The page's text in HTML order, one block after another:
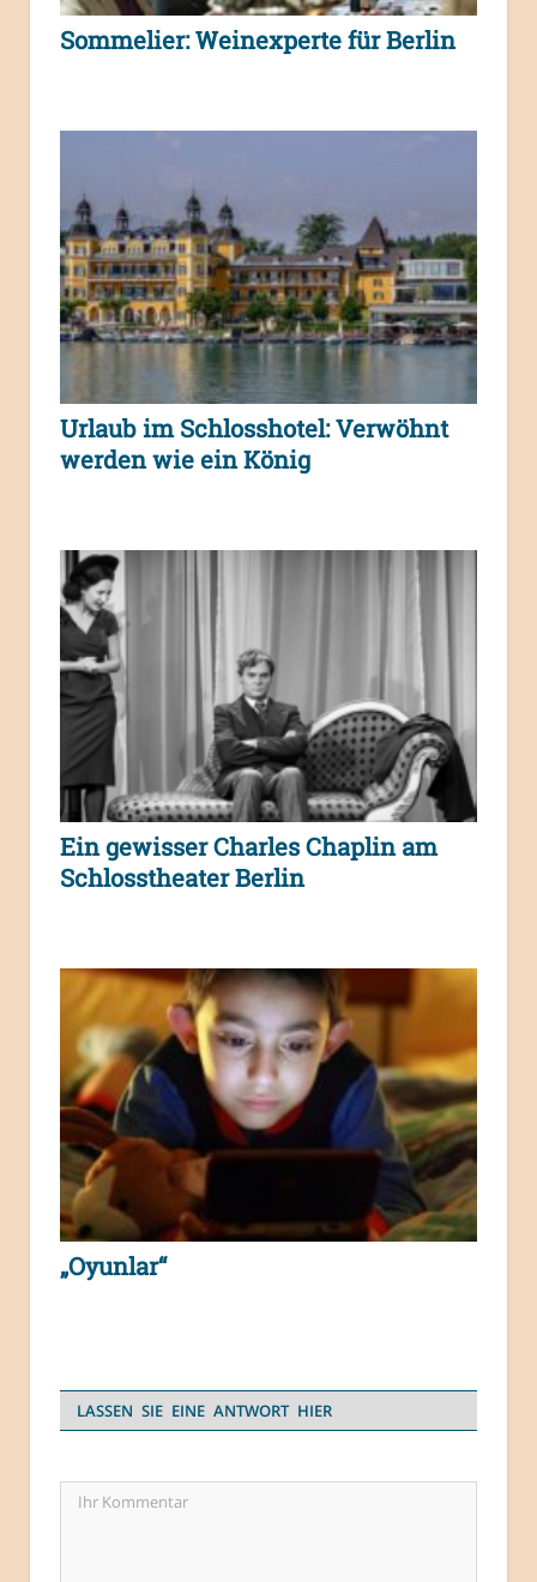
Sommelier: Weinexperte für Berlin
Urlaub im Schlosshotel: Verwöhnt
werden wie ein König
Ein gewisser Charles Chaplin am
Schlosstheater Berlin
„Oyunlar“
LASSEN SIE EINE ANTWORT HIER